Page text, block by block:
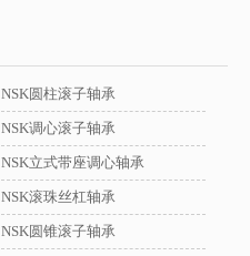
NSK圆柱滚子轴承
NSK调心滚子轴承
NSK立式带座调心轴承
NSK滚珠丝杠轴承
NSK圆锥滚子轴承